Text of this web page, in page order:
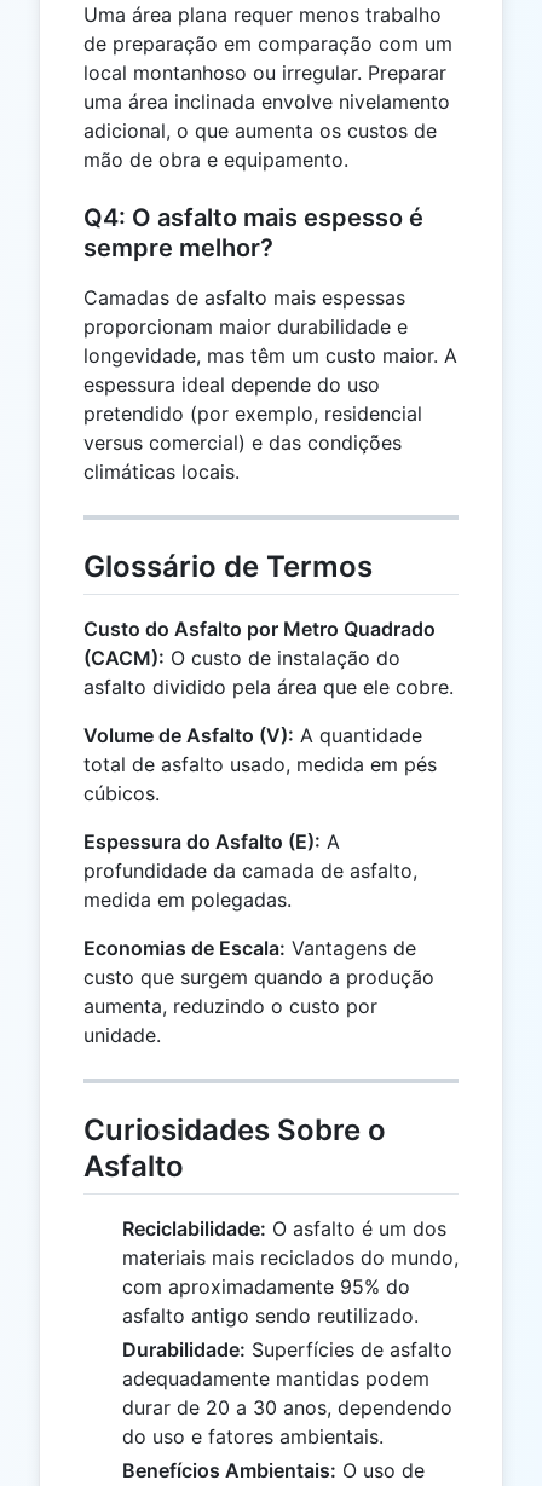
Uma área plana requer menos trabalho
de preparação em comparação com um
local montanhoso ou irregular. Preparar
uma área inclinada envolve nivelamento
adicional, o que aumenta os custos de
mão de obra e equipamento.
Q4: O asfalto mais espesso é
sempre melhor?
Camadas de asfalto mais espessas
proporcionam maior durabilidade e
longevidade, mas têm um custo maior. A
espessura ideal depende do uso
pretendido (por exemplo, residencial
versus comercial) e das condições
climáticas locais.
Glossário de Termos
Custo do Asfalto por Metro Quadrado
(CACM): O custo de instalação do
asfalto dividido pela área que ele cobre.
Volume de Asfalto (V): A quantidade
total de asfalto usado, medida em pés
cúbicos.
Espessura do Asfalto (E): A
profundidade da camada de asfalto,
medida em polegadas.
Economias de Escala: Vantagens de
custo que surgem quando a produção
aumenta, reduzindo o custo por
unidade.
Curiosidades Sobre o
Asfalto
Reciclabilidade: O asfalto é um dos
materiais mais reciclados do mundo,
com aproximadamente 95% do
asfalto antigo sendo reutilizado.
Durabilidade: Superfícies de asfalto
adequadamente mantidas podem
durar de 20 a 30 anos, dependendo
do uso e fatores ambientais.
Benefícios Ambientais: O uso de